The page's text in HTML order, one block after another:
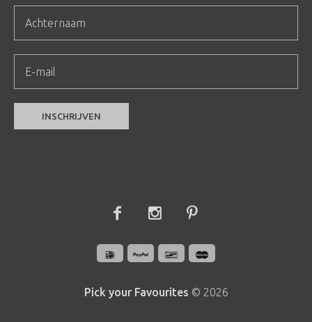
Pick your Favourites © 2026